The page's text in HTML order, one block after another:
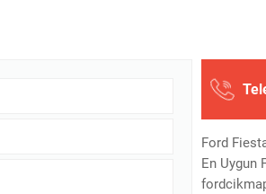
Ford
En Uygun